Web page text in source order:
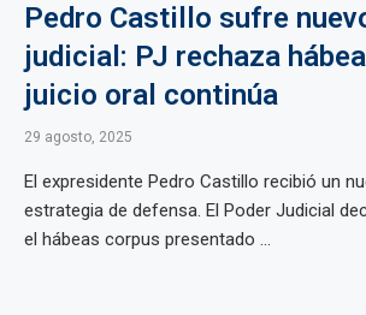
Pedro Castillo sufre
judicial: PJ rechaza
juicio oral continúa
29 agosto, 2025
El expresidente Pedro Castillo recibió un
estrategia de defensa. El Poder Judicial
el hábeas corpus presentado ...